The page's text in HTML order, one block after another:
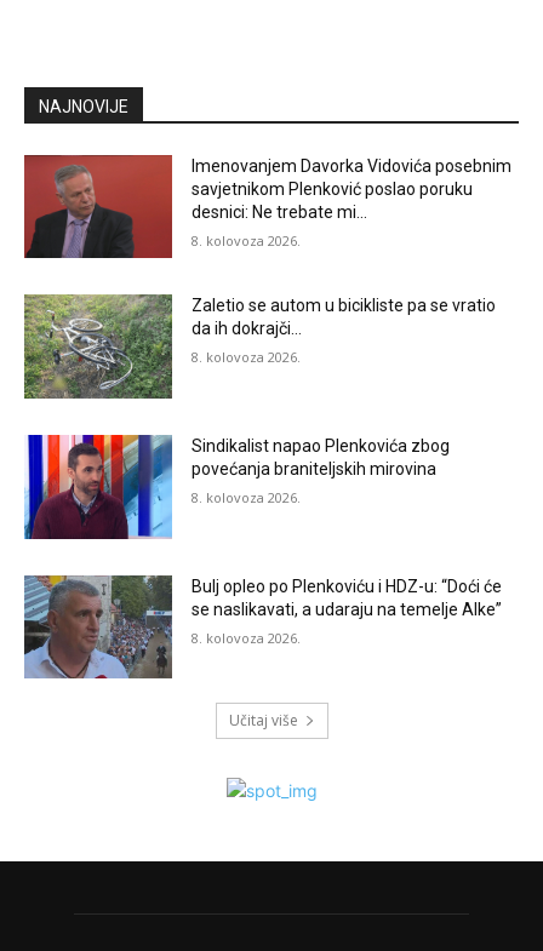
NAJNOVIJE
Imenovanjem Davorka Vidovića posebnim
savjetnikom Plenković poslao poruku
desnici: Ne trebate mi…
8. kolovoza 2026.
Zaletio se autom u bicikliste pa se vratio
da ih dokrajči…
8. kolovoza 2026.
Sindikalist napao Plenkovića zbog
povećanja braniteljskih mirovina
8. kolovoza 2026.
Bulj opleo po Plenkoviću i HDZ-u: “Doći će
se naslikavati, a udaraju na temelje Alke”
8. kolovoza 2026.
Učitaj više